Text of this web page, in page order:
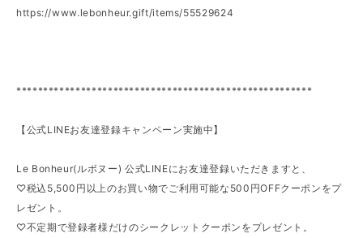
https://www.lebonheur.gift/items/55529624
*******************************************************
【公式LINEお友達登録キャンペーン実施中】
Le Bonheur(ルボヌー) 公式LINEにお友達登録いただきますと、
♡税込5,500円以上のお買い物でご利用可能な500円OFFクーポンをプ
レゼント。
♡不定期で登録者様だけのシークレットクーポンをプレゼント。